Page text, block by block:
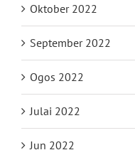
Oktober 2022
September 2022
Ogos 2022
Julai 2022
Jun 2022